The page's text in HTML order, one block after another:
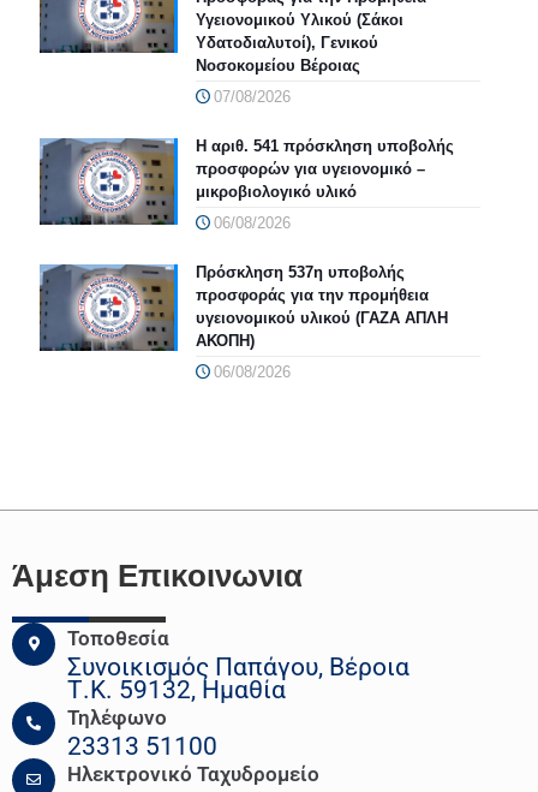
Υγειονομικού Υλικού (Σάκοι
Υδατοδιαλυτοί), Γενικού
Νοσοκομείου Βέροιας
07/08/2026
Η αριθ. 541 πρόσκληση υποβολής
προσφορών για υγειονομικό –
μικροβιολογικό υλικό
06/08/2026
Πρόσκληση 537η υποβολής
προσφοράς για την προμήθεια
υγειονομικού υλικού (ΓΑΖΑ ΑΠΛΗ
ΑΚΟΠΗ)
06/08/2026
Άμεση Επικοινωνια
Τοποθεσία
Συνοικισμός Παπάγου, Βέροια
Τ.Κ. 59132, Ημαθία
Τηλέφωνο
23313 51100
Ηλεκτρονικό Ταχυδρομείο